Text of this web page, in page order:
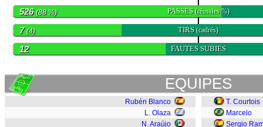
PASSES(réussies %)
526(88 %)
TIRS(cadrés)
7(4)
FAUTES SUBIES
12
EQUIPES
Rubén Blanco
L. Olaza
N. Araújo
T. Courtois
Marcelo
Sergio